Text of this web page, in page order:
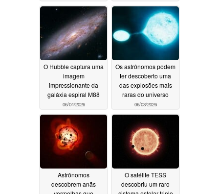
O Hubble captura uma
imagem
impressionante da
galáxia espiral M88
06/04/2026
Os astrônomos podem
ter descoberto uma
das explosões mais
raras do universo
06/03/2026
Astrônomos
descobrem anãs
O satélite TESS
descobriu um raro